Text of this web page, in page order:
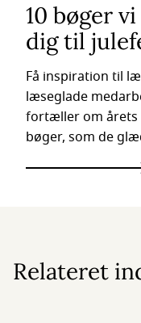
10 bøger
dig til
Få inspiration til
læseglade
fortæller om årets
bøger, som de
Relateret